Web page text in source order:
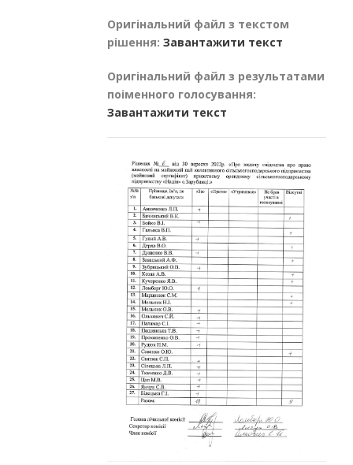
Оригінальний файл з текстом
рішення: Завантажити текст
Оригінальний файл з результатами
поіменного голосування:
Завантажити текст